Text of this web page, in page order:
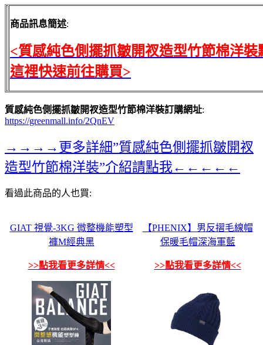
商品訊息簡述:
<質感純色側擺抓皺開衩造型竹節棉洋裝
這裡快速前往購買>
質感純色側擺抓皺開衩造型竹節棉洋裝訂購網址:
https://greenmall.info/2QnEV
→→→→更多詳細”質感純色側擺抓皺開衩
造型竹節棉洋裝”介紹請點我←←←←←
看過此商品的人也買:
GIAT 視覺-3KG 微整機能塑型
褲M經典黑
>>點我看更多詳情<<
【PHENIX】男反摺毛線帽
保暖毛帽深海軍藍
>>點我看更多詳情<<